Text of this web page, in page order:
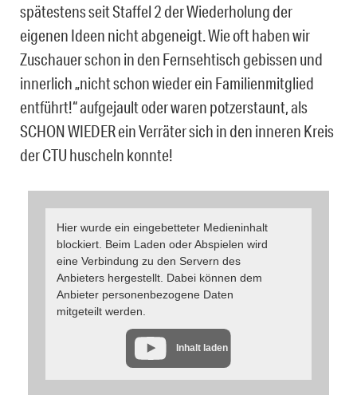
spätestens seit Staffel 2 der Wiederholung der
eigenen Ideen nicht abgeneigt. Wie oft haben wir
Zuschauer schon in den Fernsehtisch gebissen und
innerlich „nicht schon wieder ein Familienmitglied
entführt!“ aufgejault oder waren potzerstaunt, als
SCHON WIEDER ein Verräter sich in den inneren Kreis
der CTU huscheln konnte!
Hier wurde ein eingebetteter Medieninhalt
blockiert. Beim Laden oder Abspielen wird
eine Verbindung zu den Servern des
Anbieters hergestellt. Dabei können dem
Anbieter personenbezogene Daten
mitgeteilt werden.
Inhalt laden